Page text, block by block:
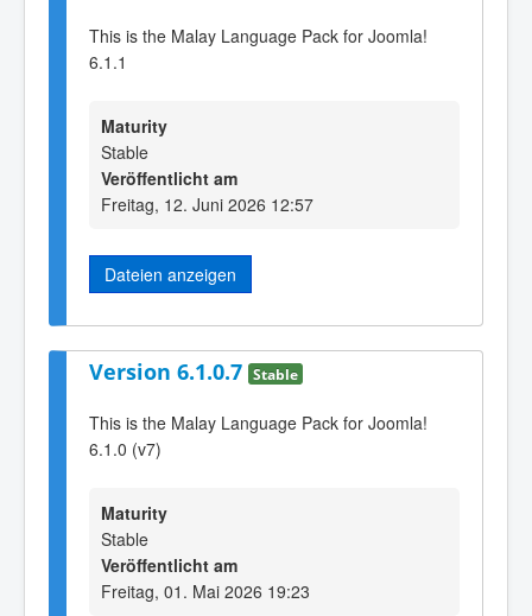
This is the Malay Language Pack for Joomla!
6.1.1
Maturity
Stable
Veröffentlicht am
Freitag, 12. Juni 2026 12:57
Dateien anzeigen
Version 6.1.0.7 Stable
This is the Malay Language Pack for Joomla!
6.1.0 (v7)
Maturity
Stable
Veröffentlicht am
Freitag, 01. Mai 2026 19:23